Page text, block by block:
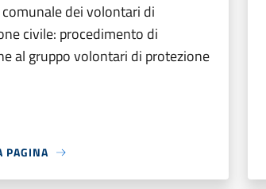
comunale dei volontari di
civile: procedimento di
al gruppo volontari di protezione
PAGINA